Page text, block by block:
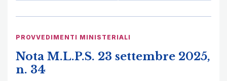
PROVVEDIMENTI MINISTERIALI
Nota M.L.P.S. 23 settembre 2025,
n. 34